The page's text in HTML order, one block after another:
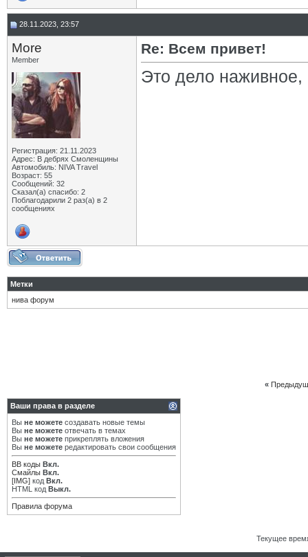
28.11.2023, 23:57
More
Member
Регистрация: 21.11.2023
Адрес: В дебрях Смоленщины
Автомобиль: NIVA Travel
Возраст: 55
Сообщений: 32
Сказал(а) спасибо: 2
Поблагодарили 2 раз(а) в 2
сообщениях
Re: Всем привет!
Это дело
Метки
нива форум
«
Ваши права в разделе
Вы не можете создавать новые темы
Вы не можете отвечать в темах
Вы не можете прикреплять вложения
Вы не можете редактировать свои сообщения
BB коды Вкл.
Смайлы Вкл.
[IMG] код Вкл.
HTML код Выкл.
Правила форума
Текущее